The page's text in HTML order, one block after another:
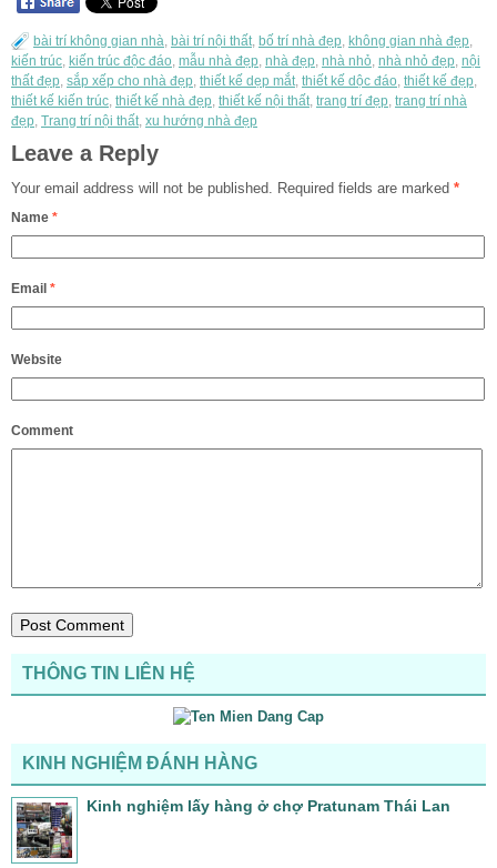
bài trí không gian nhà bài trí nội thất bố trí nhà đẹp không gian nhà đẹp
kiến trúc kiến trúc độc đáo mẫu nhà đẹp nhà đẹp nhà nhỏ nhà nhỏ đẹp nội
thất đẹp sắp xếp cho nhà đẹp thiết kế dẹp mắt thiết kế dộc đáo thiết kế đẹp
thiết kế kiến trúc thiết kế nhà đẹp thiết kế nội thất trang trí đẹp trang trí nhà
đẹp Trang trí nội thất xu hướng nhà đẹp
Leave a Reply
Your email address will not be published. Required fields are marked *
Name *
Email *
Website
Comment
THÔNG TIN LIÊN HỆ
KINH NGHIỆM ĐÁNH HÀNG
Kinh nghiệm lấy hàng ở chợ Pratunam Thái Lan